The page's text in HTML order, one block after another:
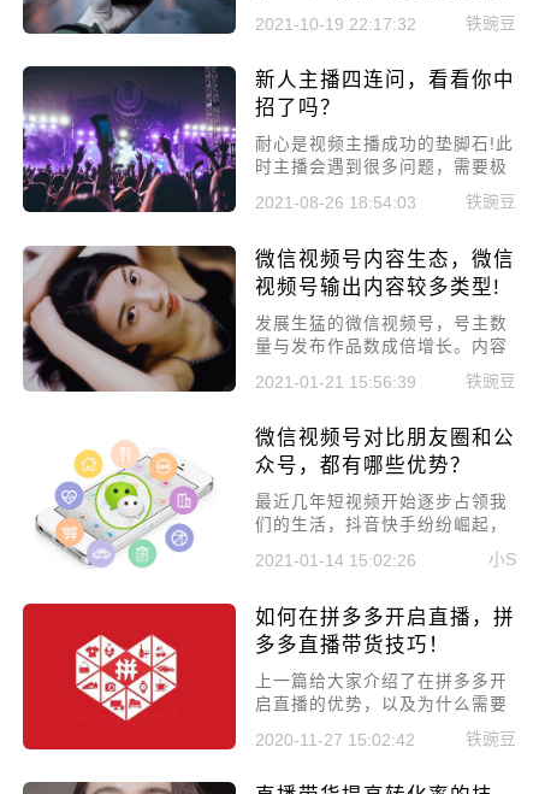
地信号最好的运营商。套餐建议
选择无限流量的。在购买电话卡
有在信号稳定，上传流量保证在
100KB/s的情况下，直播才能流
2021-10-19 22:17:32 铁豌豆
新人主播四连问，看看你中
招了吗？
耐心是视频主播成功的垫脚石!此
时主播会遇到很多问题，需要极
大的耐心，往往因为没有耐心，
而放弃直播，遭到淘汰。具体说
遇到以下的问题—新人主播四连
问，看看你中招了吗?
2021-08-26 18:54:03 铁豌豆
微信视频号内容生态，微信
视频号输出内容较多类型!
发展生猛的微信视频号，号主数
量与发布作品数成倍增长。内容
生态的分布也是非常的有趣，今
天小编就来给大家讲讲微信视频
容较多类型!
2021-01-21 15:56:39 铁豌豆
微信视频号对比朋友圈和公
众号，都有哪些优势？
最近几年短视频开始逐步占领我
们的生活，抖音快手纷纷崛起，
微信之前也上线了微视，但却并
未火起来，之后在2020年1月上
亿活跃用户。那么微信视频号对
比朋友圈和公众号，都有哪些优
2021-01-14 15:02:26 小S
如何在拼多多开启直播，拼
多多直播带货技巧！
上一篇给大家介绍了在拼多多开
启直播的优势，以及为什么需要
在拼多多开启直播，这篇我们来
讲一讲如何在拼多多开启直播，
2020-11-27 15:02:42 铁豌豆